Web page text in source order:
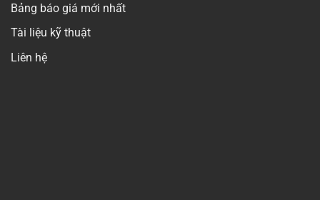
Bảng báo giá mới nhất
Tài liệu kỹ thuật
Liên hệ